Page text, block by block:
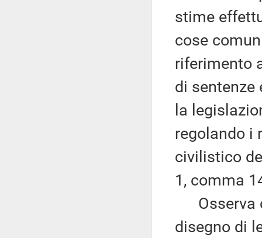
stime
cose
riferimento
di sentenze
la
regolando i
civilistico
1, comma
Osserva
disegno di